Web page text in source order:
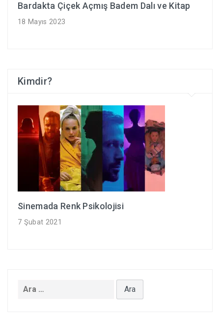
Bardakta Çiçek Açmış Badem Dalı ve Kitap
18 Mayıs 2023
Kimdir?
Sinemada Renk Psikolojisi
7 Şubat 2021
Arama: